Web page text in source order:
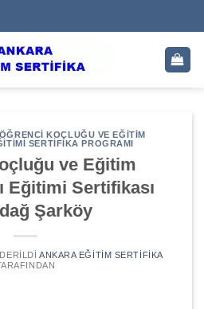
ÖĞRENCI KOÇLUĞU VE EĞITIM
SERTIFIKA PROGRAMI
ve Eğitim
Eğitimi Sertifikası
Şarköy
ANKARA EĞITIM SERTIFIKA